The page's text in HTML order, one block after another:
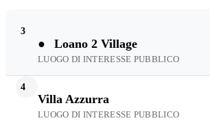
3
● Loano 2 Village
LUOGO DI INTERESSE PUBBLICO
4
Villa Azzurra
LUOGO DI INTERESSE PUBBLICO